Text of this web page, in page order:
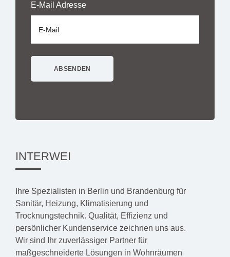
E-Mail Adresse
INTERWEI
Ihre Spezialisten in Berlin und Brandenburg für
Sanitär, Heizung, Klimatisierung und
Trocknungstechnik. Qualität, Effizienz und
persönlicher Kundenservice zeichnen uns aus.
Wir sind Ihr zuverlässiger Partner für
maßgeschneiderte Lösungen in Wohnräumen